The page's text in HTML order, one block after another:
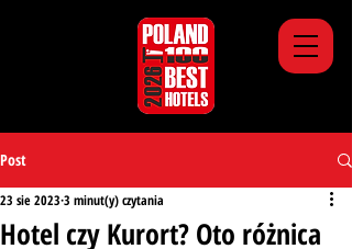
Post
Hotel czy Kurort? Oto różnica
23 sie 2023 3 minut(y) czytania